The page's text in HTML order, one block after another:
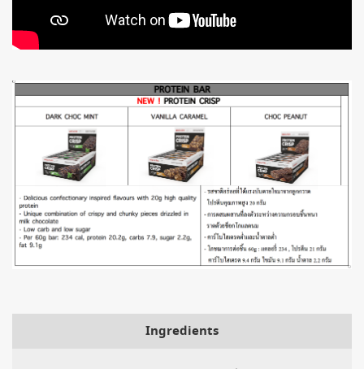
Ingredients